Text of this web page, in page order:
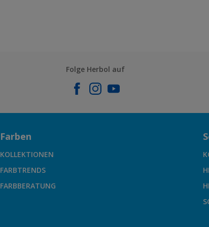
Folge Herbol auf
Farben
KOLLEKTIONEN
FARBTRENDS
FARBBERATUNG